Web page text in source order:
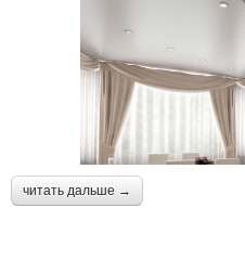
читать дальше →